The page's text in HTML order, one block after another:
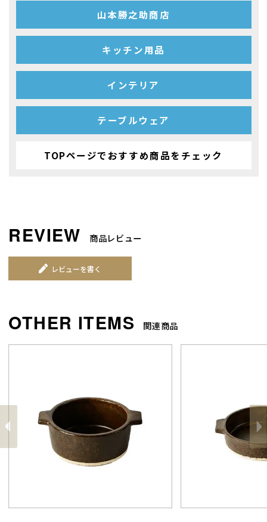
山本勝之助商店
キッチン用品
インテリア
テーブルウェア
TOPページでおすすめ商品をチェック
商品レビュー
レビューを書く
関連商品
前
へ 次
へ